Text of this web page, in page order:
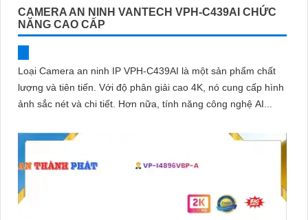
CAMERA AN NINH VANTECH VPH-C439AI CHỨC
NĂNG CAO CẤP
Loại Camera an ninh IP VPH-C439AI là một sản phẩm chất
lượng và tiên tiến. Với độ phân giải cao 4K, nó cung cấp hình
ảnh sắc nét và chi tiết. Hơn nữa, tính năng công nghệ AI...